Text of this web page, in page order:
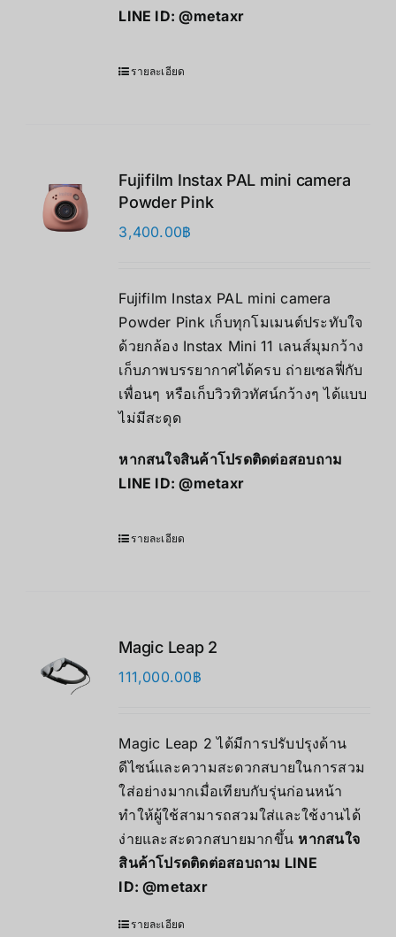
LINE ID:@metaxr
รายละเอียด
Fujifilm Instax PAL mini camera
Powder Pink
3,400.00฿
Fujifilm Instax PAL mini camera
Powder Pink เก็บทุกโมเมนต์ประทับใจ
ด้วยกล้อง Instax Mini 11 เลนส์มุมกว้าง
เก็บภาพบรรยากาศได้ครบ ถ่ายเซลฟี่กับ
เพื่อนๆ หรือเก็บวิวทิวทัศน์กว้างๆ ได้แบบ
ไม่มีสะดุด
หากสนใจสินค้าโปรดติดต่อสอบถาม
LINE ID:@metaxr
รายละเอียด
Magic Leap 2
111,000.00฿
Magic Leap 2 ได้มีการปรับปรุงด้าน
ดีไซน์และความสะดวกสบายในการสวม
ใส่อย่างมากเมื่อเทียบกับรุ่นก่อนหน้า
ทำให้ผู้ใช้สามารถสวมใส่และใช้งานได้
ง่ายและสะดวกสบายมากขึ้น หากสนใจ
สินค้าโปรดติดต่อสอบถาม LINE
ID:@metaxr
รายละเอียด